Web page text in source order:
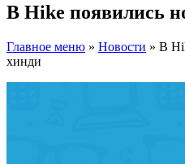
В Hike появились
Главное меню » Новости » В
хинди